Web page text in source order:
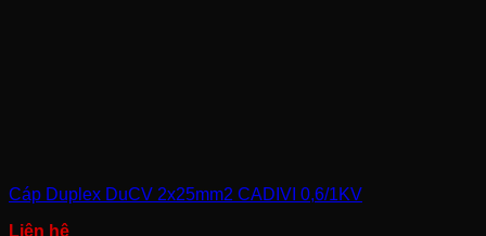
Cáp Duplex DuCV 2x25mm2 CADIVI 0,6/1KV